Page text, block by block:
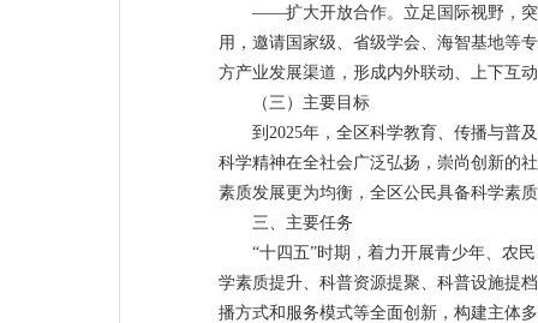
——扩大开放合作。立足国际视野，突
用，邀请国家级、省级学会、海智基地等
方产业发展渠道，形成内外联动、上下互
（三）主要目标
到2025年，全区科学教育、传播与普
科学精神在全社会广泛弘扬，崇尚创新的
素质发展更为均衡，全区公民具备科学素
三、主要任务
“十四五”时期，着力开展青少年、农
学素质提升、科普资源提聚、科普设施提
播方式和服务模式等全面创新，构建主体